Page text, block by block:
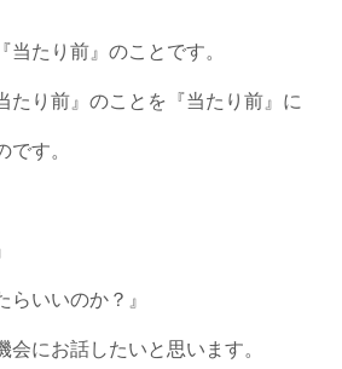
当たり前』のことです。
たり前』のことを『当たり前』に
す。
らいいのか？』
会にお話したいと思います。